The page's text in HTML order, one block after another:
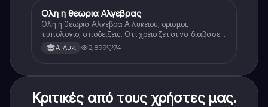
Μαθηματικά
Ολη η θεωρια Αλγεβρας
Ολη η θεωρια Αλγεβρα Α λυκειου, ορισμοι,
τυπολογιο, αποδειξεις. Οτι χρειαζεται να διαβασεις
για το θεωρητικο κομματι της αλγεβρας.
Α' Λυκ. 2,899 74
Κριτικές από τους χρήστες μας.